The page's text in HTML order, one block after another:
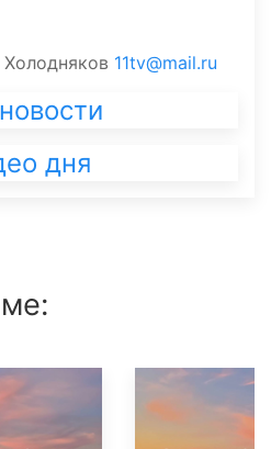
11tv@mail.ru
дня